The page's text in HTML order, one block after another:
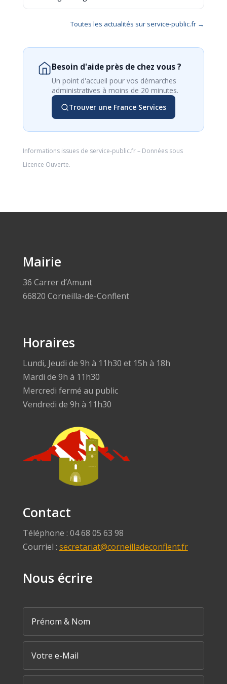
Toutes les actualités sur service-public.fr →
Besoin d'aide près de chez vous ?
Un point d'accueil pour vos démarches
administratives à moins de 20 minutes.
Trouver une France Services
Informations issues de service-public.fr– Données sous
Licence Ouverte.
Mairie
36 Carrer d’Amunt
66820 Corneilla-de-Conflent
Horaires
Lundi, Jeudi de 9h à 11h30 et 15h à 18h
Mardi de 9h à 11h30
Mercredi fermé au public
Vendredi de 9h à 11h30
Contact
Téléphone : 04 68 05 63 98
Courriel : secretariat@corneilladeconflent.fr
Nous écrire